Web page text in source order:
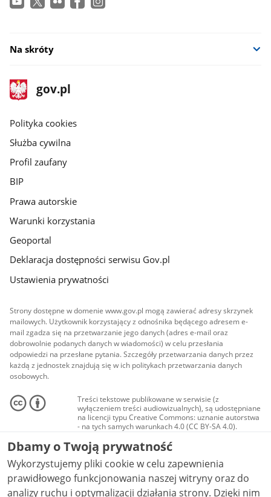
Na skróty
stopka
gov.pl
Strona
gov.pl
gov.pl
Polityka cookies
Służba cywilna
Profil zaufany
BIP
Prawa autorskie
Warunki korzystania
Geoportal
Deklaracja dostępności serwisu Gov.pl
Ustawienia prywatności
Strony dostępne w domenie www.gov.pl mogą zawierać adresy skrzynek
mailowych. Użytkownik korzystający z odnośnika będącego adresem e-
mail zgadza się na przetwarzanie jego danych (adres e-mail oraz
dobrowolnie podanych danych w wiadomości) w celu przesłania
odpowiedzi na przesłane pytania. Szczegóły przetwarzania danych przez
każdą z jednostek znajdują się w ich politykach przetwarzania danych
osobowych.
Treści tekstowe publikowane w serwisie (z
wyłączeniem treści audiowizualnych), są udostępniane
na licencji typu Creative Commons: uznanie autorstwa
- na tych samych warunkach 4.0 (CC BY-SA 4.0).
Materiały audiowizualne, w tym zdjęcia, materiały
audio i wideo, są udostępniane na licencji typu
Creative Commons: uznanie autorstwa użycie
niekomercyjne - bez utworów zależnych 4.0 (CC BY-
NC-ND 4.0), o ile nie jest to stwierdzone inaczej.
Dbamy o Twoją prywatność
Wykorzystujemy pliki cookie w celu zapewnienia
prawidłowego funkcjonowania naszej witryny oraz do
analizy ruchu i optymalizacji działania strony. Dzięki nim